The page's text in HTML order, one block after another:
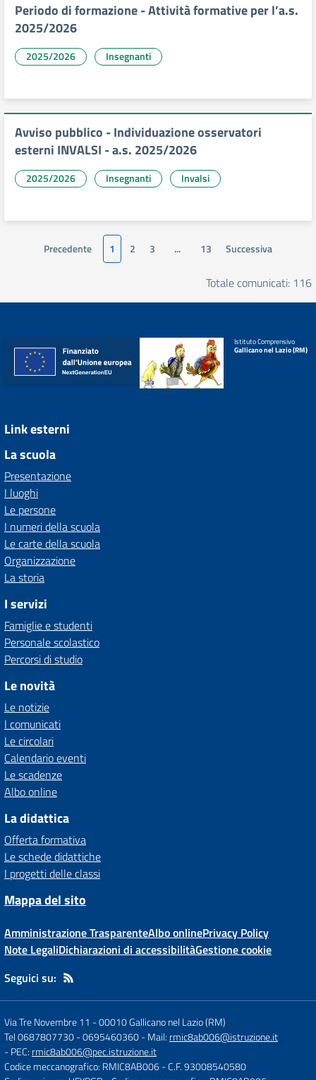
Periodo di formazione - Attività formative per l’a.s.
2025/2026
2025/2026 Insegnanti
Avviso pubblico - Individuazione osservatori
esterni INVALSI - a.s. 2025/2026
2025/2026 Insegnanti Invalsi
Precedente 1 2 3 ... 13 Successiva
Totale comunicati: 116
Istituto Comprensivo
Gallicano nel Lazio (RM)
Link esterni
La scuola
Presentazione
I luoghi
Le persone
I numeri della scuola
Le carte della scuola
Organizzazione
La storia
I servizi
Famiglie e studenti
Personale scolastico
Percorsi di studio
Le novità
Le notizie
I comunicati
Le circolari
Calendario eventi
Le scadenze
Albo online
La didattica
Offerta formativa
Le schede didattiche
I progetti delle classi
Mappa del sito
Amministrazione TrasparenteAlbo onlinePrivacy Policy
Note LegaliDichiarazioni di accessibilitàGestione cookie
Seguici su:
Via Tre Novembre 11 -00010 Gallicano nel Lazio (RM)
Tel 0687807730 - 0695460360- Mail: rmic8ab006@istruzione.it
- PEC: rmic8ab006@pec.istruzione.it
Codice meccanografico: RMIC8AB006- C.F. 93008540580